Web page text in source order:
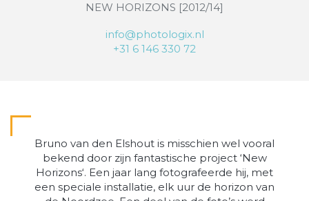
NEW HORIZONS [2012/14]
info@photologix.nl
+31 6 146 330 72
Bruno van den Elshout is misschien wel vooral
bekend door zijn fantastische project ‘New
Horizons‘. Een jaar lang fotografeerde hij, met
een speciale installatie, elk uur de horizon van